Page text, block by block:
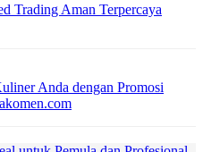
Trading Aman Terpercaya
Anda dengan Promosi